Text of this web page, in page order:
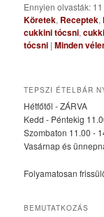
Ennyien olvasták:
Köretek, Receptek,
cukkini tócsni,
tócsni |Minden
TEPSZI ÉTELBÁR
Hétfőtől - ZÁRVA
Kedd - Péntekig
Szombaton 11.00 -
Vasárnap és
Folyamatosan
BEMUTATKOZÁS